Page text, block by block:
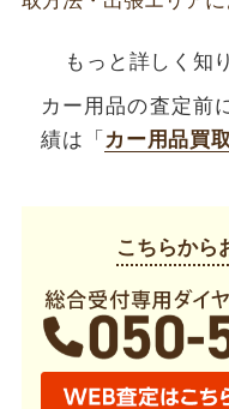
もっと詳しく知
カー用品の査定前
績は「 カー用品買取
こちらから